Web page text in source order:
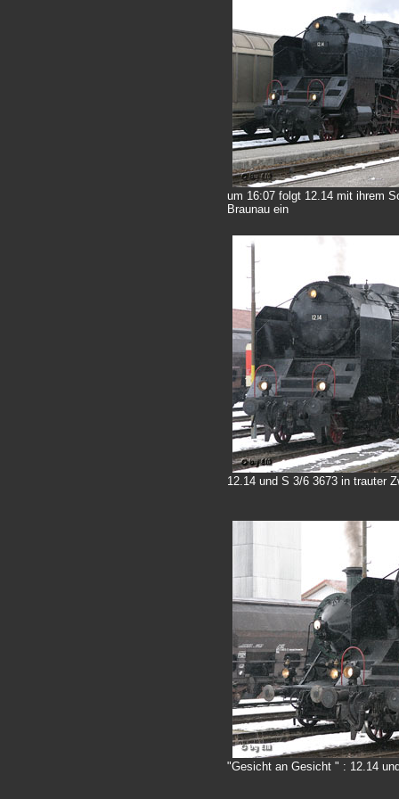
um 16:07 folgt 12.14 mit ihrem
Braunau ein
12.14 und S 3/6 3673 in trauter
"Gesicht an Gesicht " : 12.14